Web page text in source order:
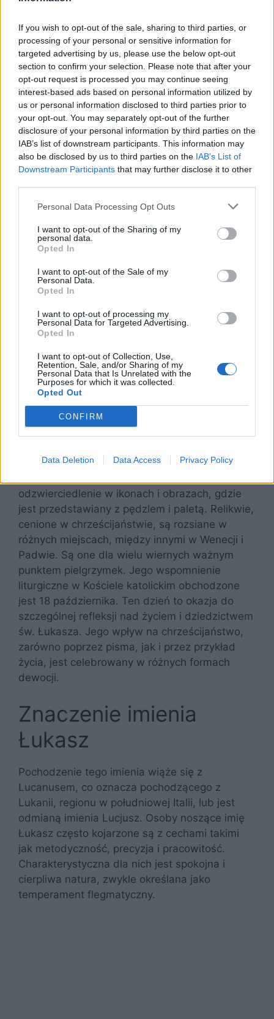
If you wish to opt-out of the sale, sharing to third parties, or
processing of your personal or sensitive information for
targeted advertising by us, please use the below opt-out
section to confirm your selection. Please note that after your
opt-out request is processed you may continue seeing
interest-based ads based on personal information utilized by
us or personal information disclosed to third parties prior to
your opt-out. You may separately opt-out of the further
disclosure of your personal information by third parties on the
IAB’s list of downstream participants. This information may
also be disclosed by us to third parties on the IAB’s List of
Downstream Participants that may further disclose it to other
Personal Data Processing Opt Outs
I want to opt-out of the Sharing of my
personal data.
Opted In
I want to opt-out of the Sale of my
Personal Data.
Opted In
I want to opt-out of processing my
Personal Data for Targeted Advertising.
Opted In
I want to opt-out of Collection, Use,
Retention, Sale, and/or Sharing of my
Personal Data that Is Unrelated with the
Purposes for which it was collected.
Opted Out
CONFIRM
Data Deletion Data Access Privacy Policy
Oprócz patronatu nad zawodami, św. Łukasz
jest też uznawany za opiekuna pewnych miejsc.
Jego związki z Hiszpanią i Achai wskazują na
szeroki wpływ, który rozprzestrzenił się poza
granice Bliskiego Wschodu, gdzie spędził
większość swojego życia.
Kult świętego Łukasza
W ikonografii, jest często przedstawiany z
atrybutami, które odzwierciedlają różnorodne
talenty i zawody. Jako lekarz, bywa ukazywany
z narzędziami medycznymi. Jego związki z
pisarstwem są akcentowane poprzez
Apostolskich. Z kolei tradycja, która przypisuje
odzwierciedlenie w ikonach i obrazach, gdzie
jest przedstawiany z pędzlem i paletą. Relikwie,
cenione w chrześcijaństwie, są rozsiane w
różnych miejscach, między innymi w Wenecji i
Padwie. Są one dla wielu wiernych ważnym
punktem pielgrzymek. Jego wspomnienie
liturgiczne w Kościele katolickim obchodzone
jest 18 października. Ten dzień to okazja do
szczególnej refleksji nad życiem i dziedzictwem
św. Łukasza. Jego wpływ na chrześcijaństwo,
zarówno poprzez pisma, jak i przez przykład
życia, jest celebrowany w różnych formach
dewocji.
Znaczenie imienia
Łukasz
Pochodzenie tego imienia wiąże się z
Lucanusem, co oznacza pochodzącego z
Lukanii, regionu w południowej Italii, lub jest
odmianą imienia Lucjusz. Osoby noszące imię
Łukasz często kojarzone są z cechami takimi
jak metodyczność, precyzja i pracowitość.
Charakterystyczna dla nich jest spokojna i
cierpliwa natura, zwykle określana jako
temperament flegmatyczny.